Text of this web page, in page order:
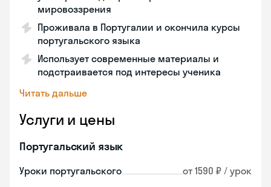
мировоззрения
Проживала в Португалии и окончила курсы
португальского языка
Использует современные материалы и
подстраивается под интересы ученика
Читать дальше
Услуги и цены
Португальский язык
Уроки португальского от 1590 ₽ / урок